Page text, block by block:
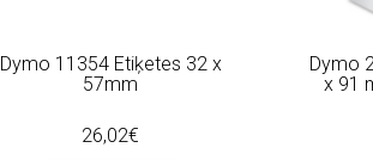
Dymo 11354 Etiķetes 32 x
57mm
26,02€
Dymo
x 91